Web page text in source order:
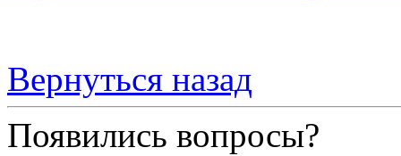
Вернуться назад
Появились вопросы?